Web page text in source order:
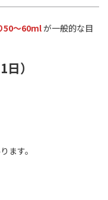
50〜60mlが一般的な目
）
ます。